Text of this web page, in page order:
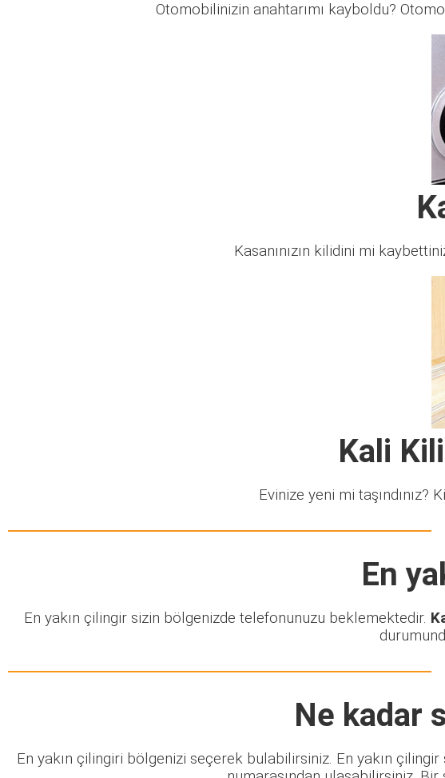
Otomobilinizin anahtarımı kayboldu?
Kasanınızın kilidini mi
Kali
Evinize yeni mi taşındınız?
En
En yakın çilingir sizin bölgenizde telefonunuzu beklemektedir.
Ne kadar
En yakın çilingiri bölgenizi seçerek bulabilirsiniz. En yakın